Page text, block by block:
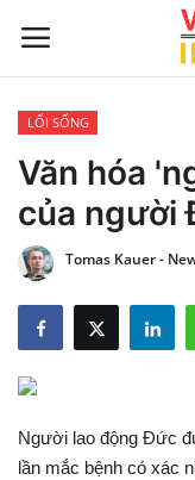
Trang chủ
Liên hệ
TIN TỨC THẾ GIỚI
CẬP NHẬT
CÔNG NGHỆ
LỐI SỐNG
Văn hóa
của người
Tomas Kauer -
Người lao động Đức
lần mắc bệnh có xác